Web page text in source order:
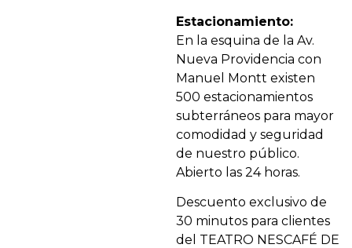
Estacionamiento:
En la esquina de la Av.
Nueva Providencia con
Manuel Montt existen
500 estacionamientos
subterráneos para mayor
comodidad y seguridad
de nuestro público.
Abierto las 24 horas.
Descuento exclusivo de
30 minutos para clientes
del TEATRO NESCAFÉ DE